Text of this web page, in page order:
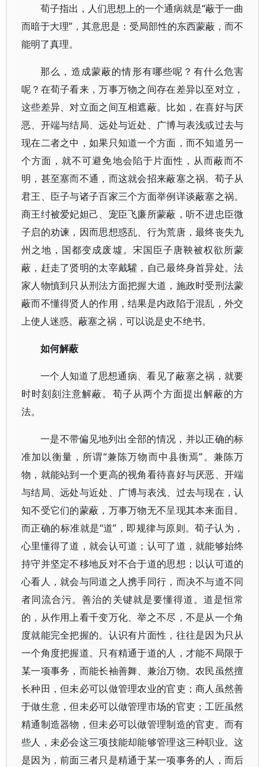
荀子指出，人们思想上的一个通病就是“蔽于一曲
而暗于大理”，其意思是：受局部性的东西蒙蔽，而不
能明了真理。
那么，造成蒙蔽的情形有哪些呢？有什么危害
呢？在荀子看来，万事万物之间存在差异以至对立，
这些差异、对立面之间互相遮蔽。比如，在喜好与厌
恶、开端与结局、远处与近处、广博与表浅或过去与
现在二者之中，如果只知道一个方面，而不知道另一
个方面，就不可避免地会陷于片面性，从而蔽而不
明，甚至塞而不通，而这就会招来蔽塞之祸。荀子从
君王、臣子与诸子百家三个方面举例详谈蔽塞之祸。
商王纣被爱妃妲己、宠臣飞廉所蒙蔽，听不进忠臣微
子启的劝谏，因而思想惑乱、行为荒唐，最终丧失九
州之地，国都变成废墟。宋国臣子唐鞅被权欲所蒙
蔽，赶走了贤明的太宰戴驩，自己最终身首异处。法
家人物慎到只从刑法方面把握大道，施政时受刑法蒙
蔽而不懂得贤人的作用，结果是内政陷于混乱，外交
上使人迷惑。蔽塞之祸，可以说是史不绝书。
如何解蔽
一个人知道了思想通病、看见了蔽塞之祸，就要
时时刻刻注意解蔽。荀子从两个方面提出解蔽的方
法。
一是不带偏见地列出全部的情况，并以正确的标
准加以衡量，所谓“兼陈万物而中县衡焉”。兼陈万
物，就能站到一个更高的视角看待喜好与厌恶、开端
与结局、远处与近处、广博与表浅、过去与现在，认
知不受它们的蒙蔽，万事万物无不呈现其本来面目。
而正确的标准就是“道”，即规律与原则。荀子认为，
心里懂得了道，就会认可道；认可了道，就能够始终
持守并坚定不移地反对不合于道的思想；以认可道的
心看人，就会与同道之人携手同行，而决不与道不同
者同流合污。善治的关键就是要懂得道。道是恒常
的，从作用上看千变万化、举之不尽，不是从一个角
度就能完全把握的。认识有片面性，往往是因为只从
一个角度把握道。只有精通于道的人，才能不局限于
某一项事务，而能长袖善舞、兼治万物。农民虽然擅
长种田，但未必可以做管理农业的官吏；商人虽然善
于做生意，但未必可以做管理市场的官吏；工匠虽然
精通制造器物，但未必可以做管理制造的官吏。而有
些人，未必会这三项技能却能够管理这三种职业。这
是因为，前面三者只是精通于某一项事务的人，而后